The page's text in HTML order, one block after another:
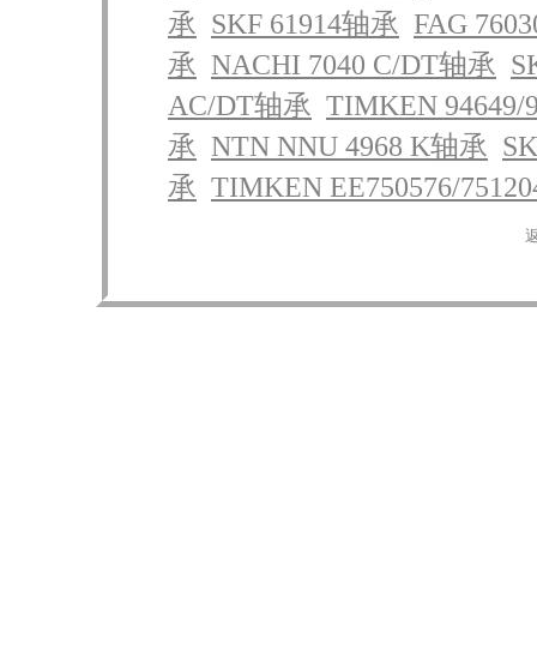
承 SKF 61914轴承 FAG
承 NACHI 7040 C/DT轴承
AC/DT轴承 TIMKEN 94649/
承 NTN NNU 4968 K轴承
承 TIMKEN EE750576/